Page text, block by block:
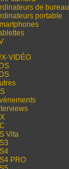
de bureau
portable
VIDÉO
Vita
PRO